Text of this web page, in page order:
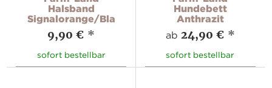
Halsband
Signalorange/Blau
9,90 € *
sofort bestellbar
Hundebett
Anthrazit
ab 24,90 € *
sofort bestellbar